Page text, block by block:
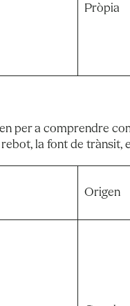
Pròpia
per a comprendre
la font de trànsit,
Origen